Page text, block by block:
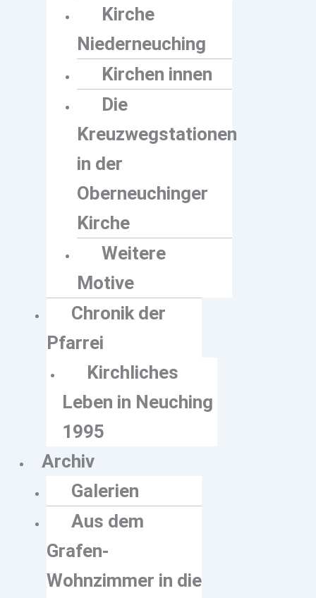
Kirche
Niederneuching
Kirchen innen
Die
Kreuzwegstationen
in der
Oberneuchinger
Kirche
Weitere
Motive
Chronik der
Pfarrei
Kirchliches
Leben in Neuching
1995
Archiv
Galerien
Aus dem
Grafen-
Wohnzimmer in die